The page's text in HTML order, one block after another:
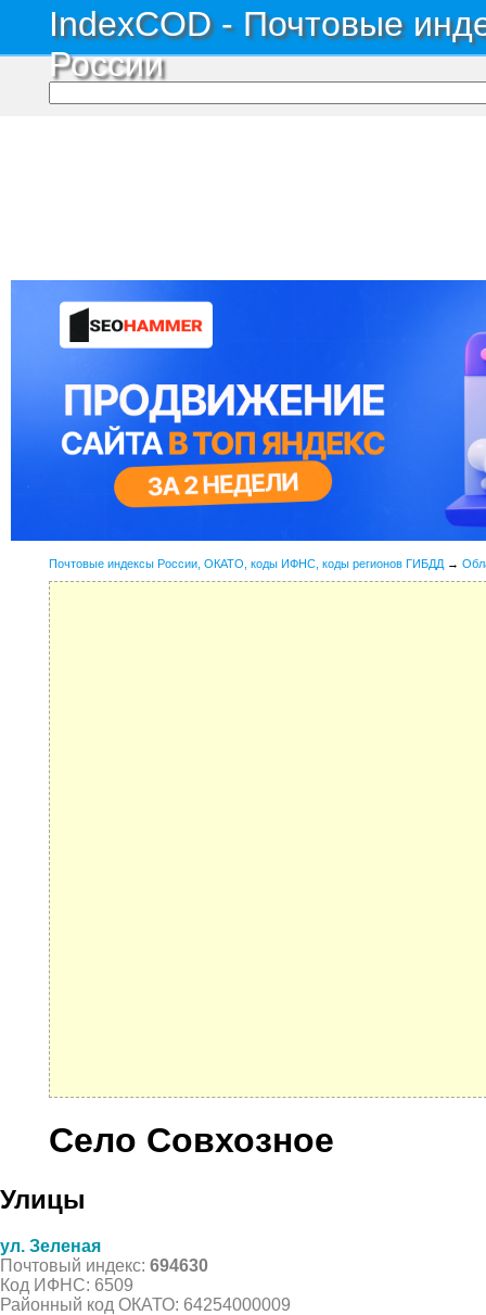
IndexCOD - Почтовые
России
Почтовые индексы России, ОКАТО, коды ИФНС, коды регионов ГИБДД →
Село Совхозное
Улицы
ул. Зеленая
Почтовый индекс: 694630
Код ИФНС: 6509
Районный код ОКАТО: 64254000009